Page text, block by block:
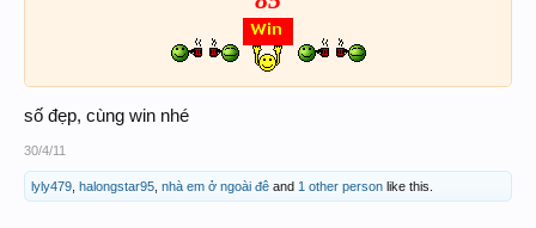
số đẹp, cùng win nhé
30/4/11
lyly479 halongstar95 nhà em ở ngoài đê and 1 other person like this.